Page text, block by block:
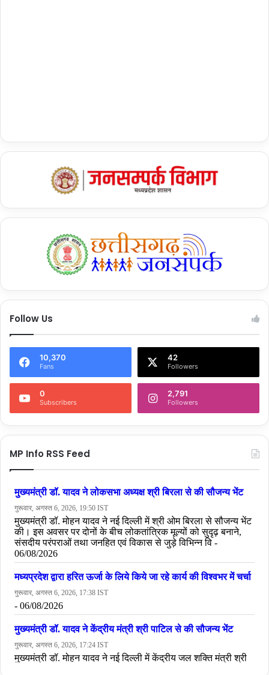
Follow Us
10,370
Fans
42
Followers
0
Subscribers
2,791
Followers
MP Info RSS Feed